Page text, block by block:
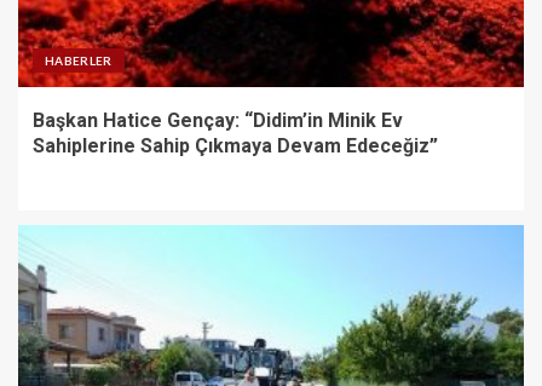
HABERLER
Başkan Hatice Gençay: “Didim’in Minik Ev
Sahiplerine Sahip Çıkmaya Devam Edeceğiz”